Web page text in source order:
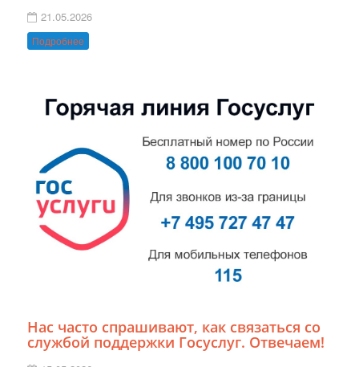
21.05.2026
Подробнее
Нас часто спрашивают, как связаться со
службой поддержки Госуслуг. Отвечаем!